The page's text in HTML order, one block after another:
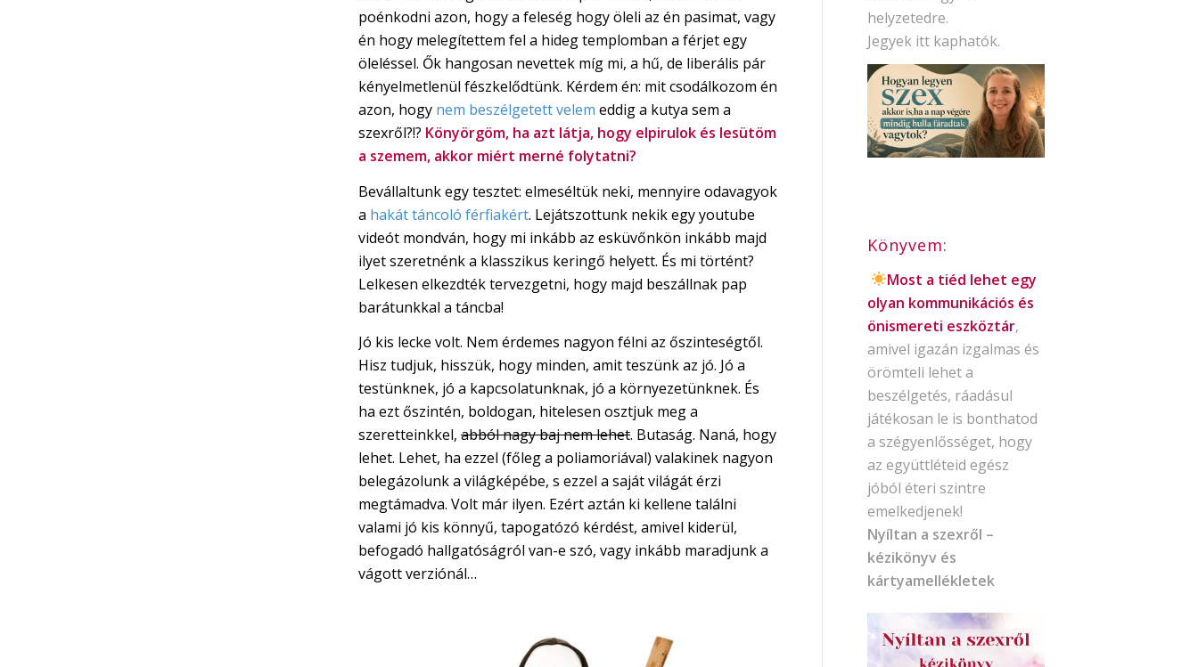
poénkodni azon, hogy a feleség hogy öleli az én pasimat, vagy
én hogy melegítettem fel a hideg templomban a férjet egy
öleléssel. Ők hangosan nevettek míg mi, a hű, de liberális pár
kényelmetlenül fészkelődtünk. Kérdem én: mit csodálkozom én
azon, hogy nem beszélgetett velem eddig a kutya sem a
szexről?!? Könyörgöm, ha azt látja, hogy elpirulok és lesütöm
a szemem, akkor miért merné folytatni?
Bevállaltunk egy tesztet: elmeséltük neki, mennyire odavagyok
a hakát táncoló férfiakért. Lejátszottunk nekik egy youtube
videót mondván, hogy mi inkább az esküvőnkön inkább majd
ilyet szeretnénk a klasszikus keringő helyett. És mi történt?
Lelkesen elkezdték tervezgetni, hogy majd beszállnak pap
barátunkkal a táncba!
Jó kis lecke volt. Nem érdemes nagyon félni az őszinteségtől.
Hisz tudjuk, hisszük, hogy minden, amit teszünk az jó. Jó a
testünknek, jó a kapcsolatunknak, jó a környezetünknek. És
ha ezt őszintén, boldogan, hitelesen osztjuk meg a
szeretteinkkel, abból nagy baj nem lehet. Butaság. Naná, hogy
lehet. Lehet, ha ezzel (főleg a poliamoriával) valakinek nagyon
belegázolunk a világképébe, s ezzel a saját világát érzi
megtámadva. Volt már ilyen. Ezért aztán ki kellene találni
valami jó kis könnyű, tapogatózó kérdést, amivel kiderül,
befogadó hallgatóságról van-e szó, vagy inkább maradjunk a
vágott verziónál…
helyzetedre.
Jegyek itt kaphatók.
Könyvem:
Most a tiéd lehet egy
olyan kommunikációs és
önismereti eszköztár,
amivel igazán izgalmas és
örömteli lehet a
beszélgetés, ráadásul
játékosan le is bonthatod
a szégyenlősséget, hogy
az együttléteid egész
jóból éteri szintre
emelkedjenek!
Nyíltan a szexről –
kézikönyv és
kártyamellékletek